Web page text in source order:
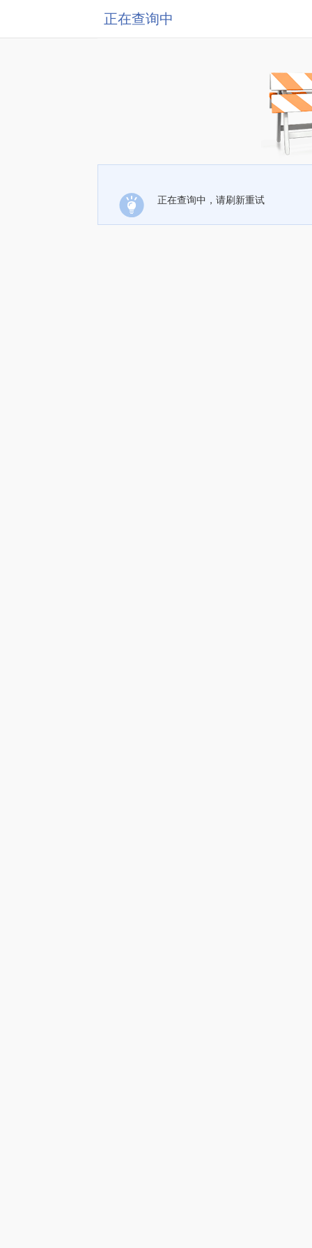
正在查询中
正在查询中，请刷新重试